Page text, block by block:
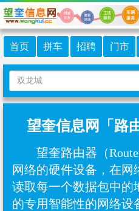
首页 拼车 招聘 门市
望奎信息网「路
望奎路由器（
网络的硬件设备，在
读取每一个数据包中的
的专用智能性的网络设